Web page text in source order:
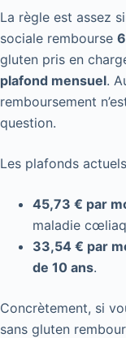
La règle est assez
sociale rembourse
gluten pris en
plafond mensuel.
remboursement
question.
Les plafonds
45,73 € par
maladie
33,54 € par
de 10 ans.
Concrètement, si
sans gluten